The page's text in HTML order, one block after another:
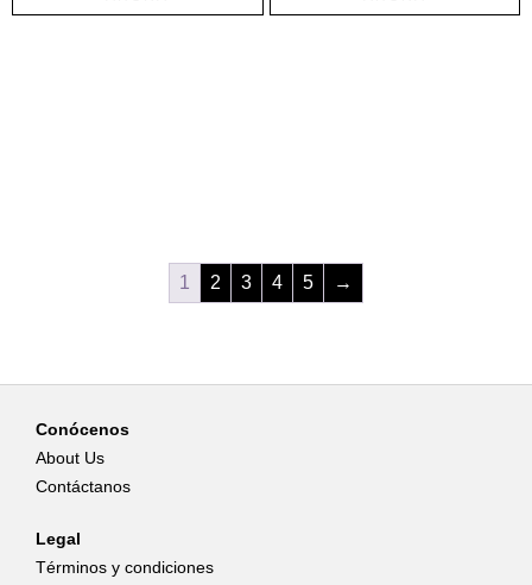
1 2 3 4 5 →
Conócenos
About Us
Contáctanos
Legal
Términos y condiciones